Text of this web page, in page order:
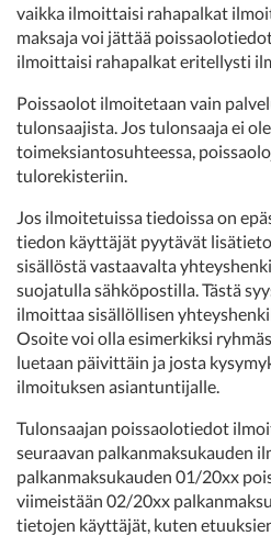
vaikka ilmoittaisi rahapalkat
maksaja voi jättää
ilmoittaisi rahapalkat eritellysti
Poissaolot ilmoitetaan vain
tulonsaajista. Jos tulonsaaja ei
toimeksiantosuhteessa,
tulorekisteriin.
Jos ilmoitetuissa tiedoissa on
tiedon käyttäjät pyytävät
sisällöstä vastaavalta
suojatulla sähköpostilla. Tästä
ilmoittaa sisällöllisen
Osoite voi olla esimerkiksi
luetaan päivittäin ja josta
ilmoituksen asiantuntijalle.
Tulonsaajan poissaolotiedot
seuraavan palkanmaksukauden
palkanmaksukauden 01/20xx
viimeistään 02/20xx
tietojen käyttäjät, kuten